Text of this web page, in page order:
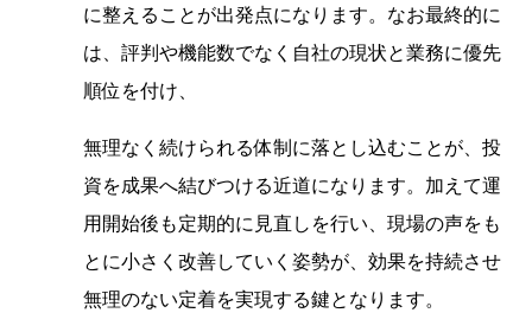
に整えることが出発点になります。なお最終的に
は、評判や機能数でなく自社の現状と業務に優先
順位を付け、
無理なく続けられる体制に落とし込むことが、投
資を成果へ結びつける近道になります。加えて運
用開始後も定期的に見直しを行い、現場の声をも
とに小さく改善していく姿勢が、効果を持続させ
無理のない定着を実現する鍵となります。